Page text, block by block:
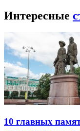
Интересные
10 главных